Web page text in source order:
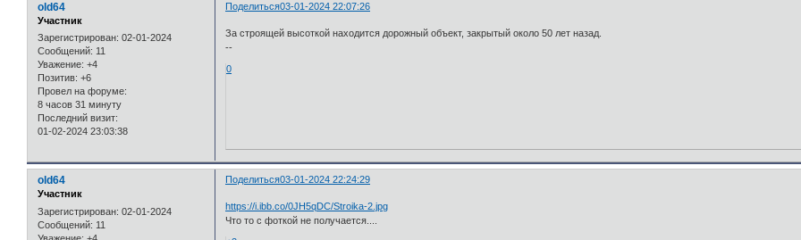
Поделиться03-01-2024 22:07:26
old64
Участник
Зарегистрирован: 02-01-2024
Сообщений: 11
Уважение: +4
Позитив: +6
Провел на форуме:
8 часов 31 минуту
Последний визит:
01-02-2024 23:03:38
За строящей высоткой находится дорожный объект, закрытый около 50 лет назад.
--
0
Поделиться03-01-2024 22:24:29
old64
Участник
Зарегистрирован: 02-01-2024
Сообщений: 11
https://i.ibb.co/0JH5qDC/Stroika-2.jpg
Что то с фоткой не получается....